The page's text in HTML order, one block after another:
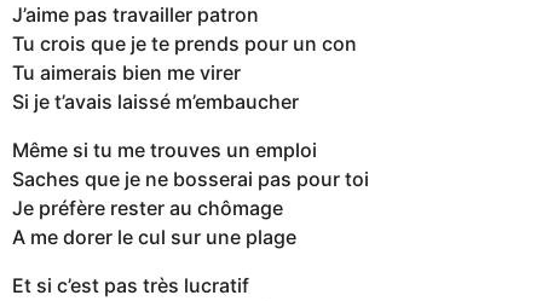
J’aime pas travailler patron
Tu crois que je te prends pour un con
Tu aimerais bien me virer
Si je t’avais laissé m’embaucher
Même si tu me trouves un emploi
Saches que je ne bosserai pas pour toi
Je préfère rester au chômage
A me dorer le cul sur une plage
Et si c’est pas très lucratif